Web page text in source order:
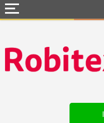
Webshops
Snel naar »